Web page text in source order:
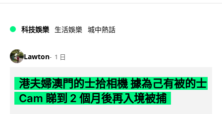
科技娛樂 生活娛樂 城中熱話
Lawton 1 日
港夫婦澳門的士拾相機 據為己有被的士
Cam 睇到 2 個月後再入境被捕